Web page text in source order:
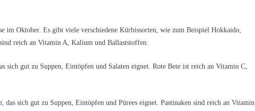
im Oktober. Es gibt viele verschiedene Kürbissorten, wie zum Beispiel Hokkaido,
reich an Vitamin A, Kalium und Ballaststoffen.
sich gut zu Suppen, Eintöpfen und Salaten eignet. Rote Bete ist reich an Vitamin C,
das sich gut zu Suppen, Eintöpfen und Pürees eignet. Pastinaken sind reich an Vitamin